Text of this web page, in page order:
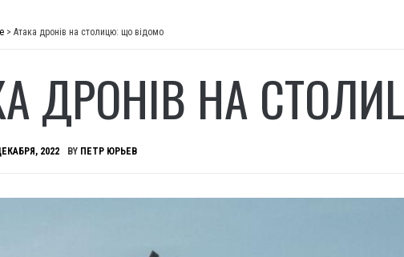
> Атака дронів на столицю: що відомо
ДРОНІВ НА
2022 BY ПЕТР ЮРЬЕВ